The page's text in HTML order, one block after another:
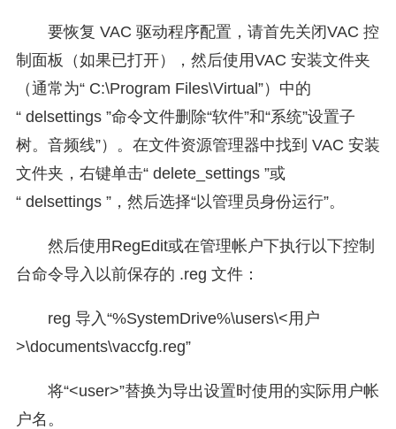
要恢复 VAC 驱动程序配置，请首先关闭VAC 控
制面板（如果已打开），然后使用VAC 安装文件夹
（通常为“ C:\Program Files\Virtual”）中的
“ delsettings ”命令文件删除“软件”和“系统”设置子
树。音频线”）。在文件资源管理器中找到 VAC 安装
文件夹，右键单击“ delete_settings ”或
“ delsettings ”，然后选择“以管理员身份运行”。
然后使用RegEdit或在管理帐户下执行以下控制
台命令导入以前保存的 .reg 文件：
reg 导入“%SystemDrive%\users\<用户
>\documents\vaccfg.reg”
将“<user>”替换为导出设置时使用的实际用户帐
户名。